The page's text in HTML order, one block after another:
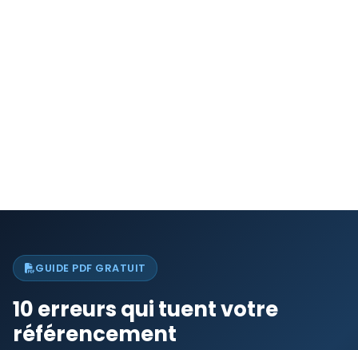
GUIDE PDF GRATUIT
10 erreurs qui tuent votre
référencement